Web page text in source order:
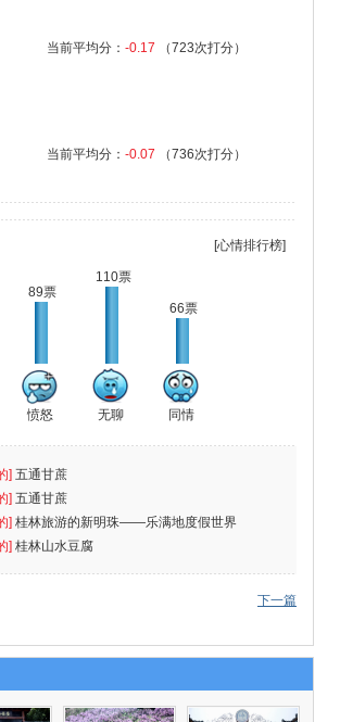
当前平均分： -0.17 （723次打分）
当前平均分： -0.07 （736次打分）
[心情排行榜]
89票
愤怒
110票
无聊
66票
同情
] 五通甘蔗
] 五通甘蔗
] 桂林旅游的新明珠——乐满地度假世界
] 桂林山水豆腐
下一篇